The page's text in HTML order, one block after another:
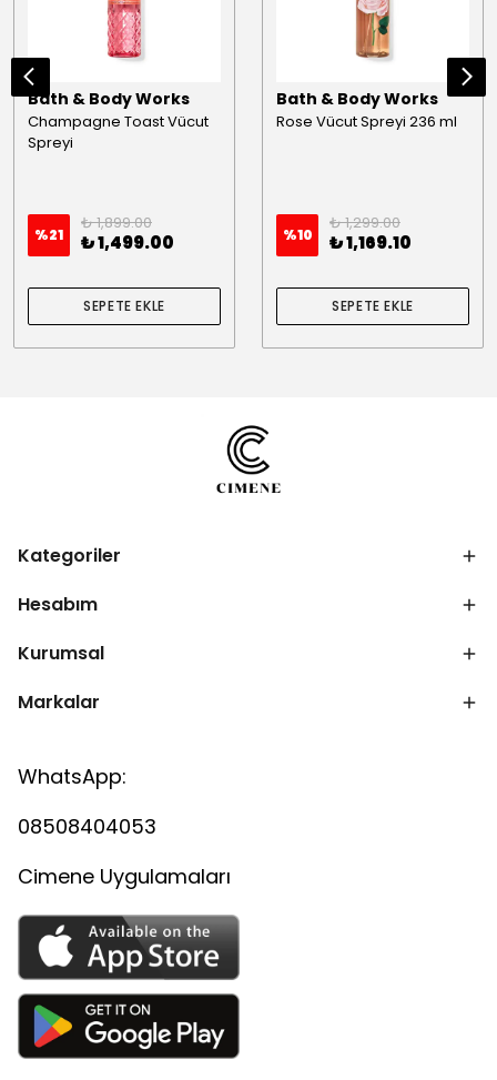
Bath & Body Works
Champagne Toast Vücut
Spreyi
%21
₺ 1,899.00
₺ 1,499.00
SEPETE EKLE
Bath & Body Works
Rose Vücut Spreyi 236 ml
%10
₺ 1,299.00
₺ 1,169.10
SEPETE EKLE
Kategoriler
Hesabım
Kurumsal
Markalar
WhatsApp:
08508404053
Cimene Uygulamaları